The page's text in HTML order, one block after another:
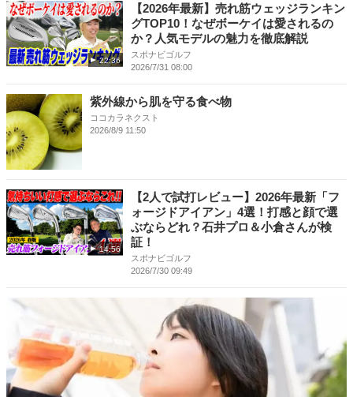
22:36
【2026年最新】売れ筋ウェッジランキン
グTOP10！なぜボーケイは愛されるの
か？人気モデルの魅力を徹底解説
スポナビゴルフ
2026/7/31 08:00
紫外線から肌を守る食べ物
ココカラネクスト
2026/8/9 11:50
14:56
【2人で試打レビュー】2026年最新「フ
ォージドアイアン」4選！打感と顔で選
ぶならどれ？石井プロ＆小倉さんが検
証！
スポナビゴルフ
2026/7/30 09:49